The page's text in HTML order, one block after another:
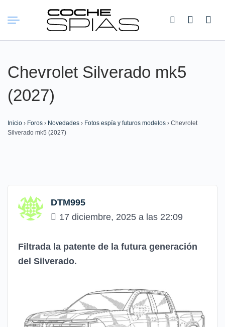
Buscar:
Chevrolet Silverado mk5
(2027)
Inicio › Foros › Novedades › Fotos espía y futuros modelos › Chevrolet
Silverado mk5 (2027)
DTM995
17 diciembre, 2025 a las 22:09
Filtrada la patente de la futura generación
del Silverado.